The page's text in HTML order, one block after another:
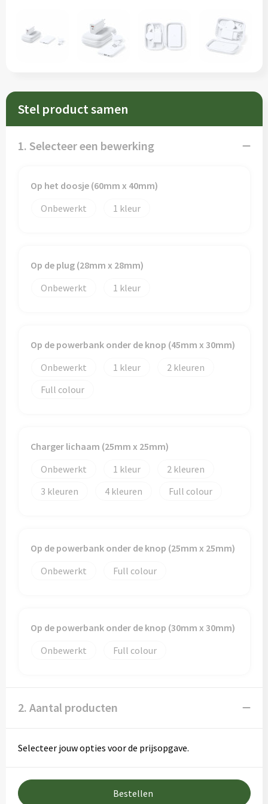
Snoepgoed
Veiligheid, Auto en Fiets
Vrije tijd en Strand
Waterflesjes
Themapakketten
Sweaters
Veiligheidsvesten en Veiligheidshesjes
Vesten
Werkkleding sets
Gereedschap
Gehoorbescherming
Stel product samen
1. Selecteer een bewerking
Op het doosje (60mm x 40mm)
Onbewerkt
1
Op de plug (28mm x 28mm)
Onbewerkt
1
Op de powerbank onder de knop (45mm x 30mm)
Onbewerkt
1
2
Full colour
Charger lichaam (25mm x 25mm)
Onbewerkt
1
2
3
4 Full colour
Op de powerbank onder de knop (25mm x 25mm)
Onbewerkt
Full colour
Op de powerbank onder de knop (30mm x 30mm)
Onbewerkt
Full colour
2. Aantal producten
Selecteer jouw opties voor de prijsopgave.
Bestellen